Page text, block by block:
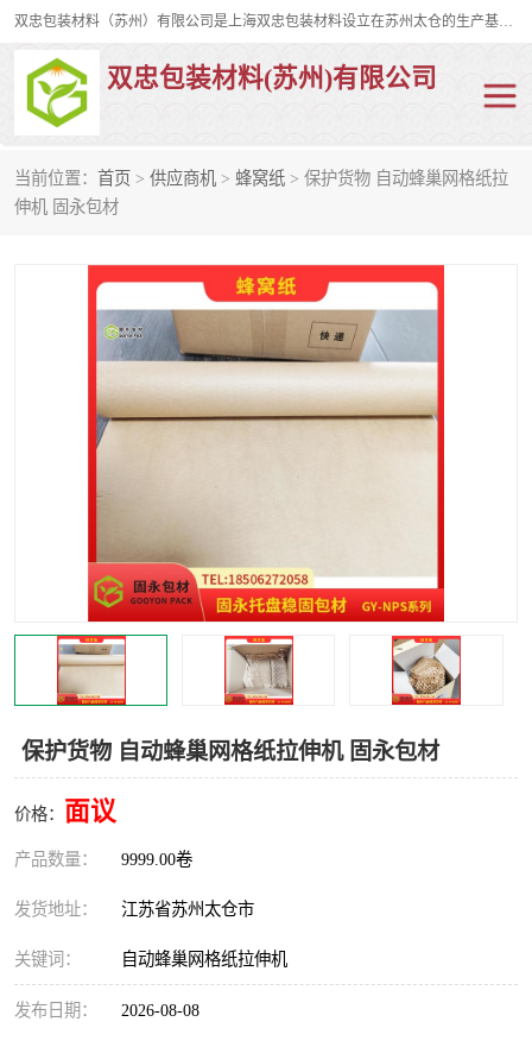
双忠包装材料（苏州）有限公司是上海双忠包装材料设立在苏州太仓的生产基地，占地约2万平米，产品主要有打孔缠绕膜，拉伸蜂窝纸，集装箱充气袋，滑托板，打包带，裹包网兜，防滑纸等箱体和托盘的运输和保护性包材。固永包材®，GooYon Pack®，是我们保护性包装材料的专属品牌。
双忠包装材料(苏州)有限公司
当前位置： 首页 > 供应商机 > 蜂窝纸 > 保护货物 自动蜂巢网格纸拉
伸机 固永包材
保护货物 自动蜂巢网格纸拉伸机 固永包材
价格： 面议
产品数量： 9999.00卷
发货地址： 江苏省苏州太仓市
关键词： 自动蜂巢网格纸拉伸机
发布日期： 2026-08-08
打孔缠绕膜
裹包网兜 纤维打包带
充气袋
托盘裹包网兜
托盘捆绑带